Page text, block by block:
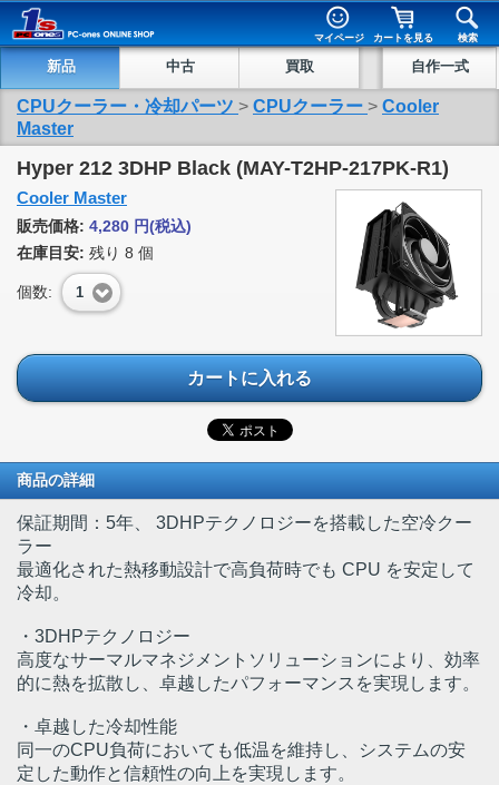
マイページ カートを見る 検索
新品 中古 買取 自作一式
CPUクーラー・冷却パーツ > CPUクーラー > Cooler
Master
Hyper 212 3DHP Black (MAY-T2HP-217PK-R1)
Cooler Master
販売価格: 4,280 円(税込)
在庫目安: 残り 8 個
個数: 1
カートに入れる
商品の詳細
保証期間：5年、 3DHPテクノロジーを搭載した空冷クー
ラー
最適化された熱移動設計で高負荷時でも CPU を安定して
冷却。
・3DHPテクノロジー
高度なサーマルマネジメントソリューションにより、効率
的に熱を拡散し、卓越したパフォーマンスを実現します。
・卓越した冷却性能
同一のCPU負荷においても低温を維持し、システムの安
定した動作と信頼性の向上を実現します。